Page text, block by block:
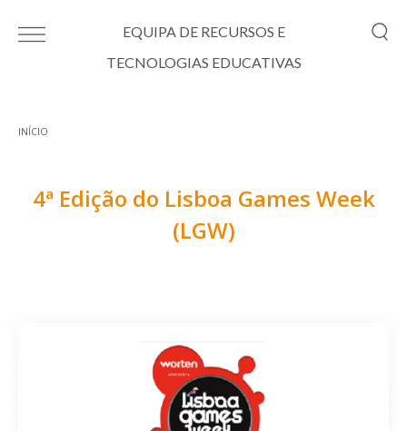
EQUIPA DE RECURSOS E
TECNOLOGIAS EDUCATIVAS
INÍCIO
4ª Edição do Lisboa Games Week
(LGW)